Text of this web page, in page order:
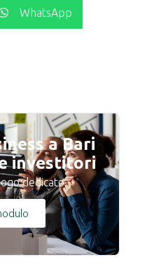
WhatsApp
a Bari
investitori
dedicato